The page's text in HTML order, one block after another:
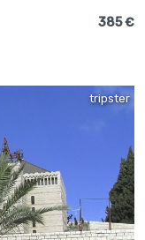
385 €
tripster